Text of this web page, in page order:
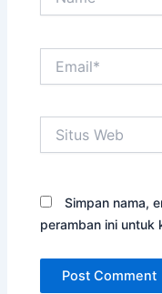
Web
Simpan nama,
peramban ini untuk